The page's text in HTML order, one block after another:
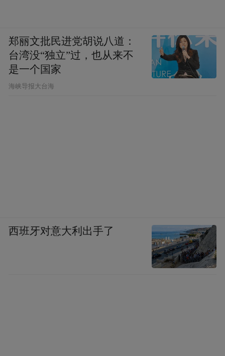
郑丽文批民进党胡说八道：
台湾没“独立”过，也从来不
是一个国家
​海峡导报大台海
西班牙对意大利出手了